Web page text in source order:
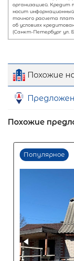
Первый взнос
Срок
1 5
Похожие
Похожие